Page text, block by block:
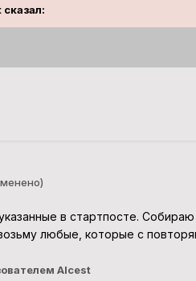
сказал:
в стартпосте.
любые, которые с
Alcest